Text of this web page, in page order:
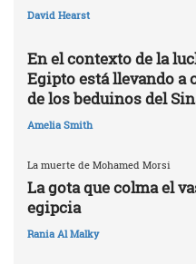
David Hearst
En el contexto de la
Egipto está llevando a
de los beduinos del
Amelia Smith
La muerte de Mohamed Morsi
La gota que colma el
egipcia
Rania Al Malky